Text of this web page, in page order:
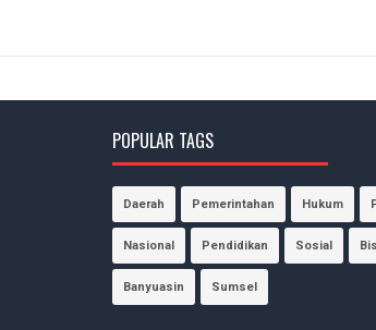
POPULAR TAGS
Daerah Pemerintahan Hukum
Nasional Pendidikan Sosial
Banyuasin Sumsel